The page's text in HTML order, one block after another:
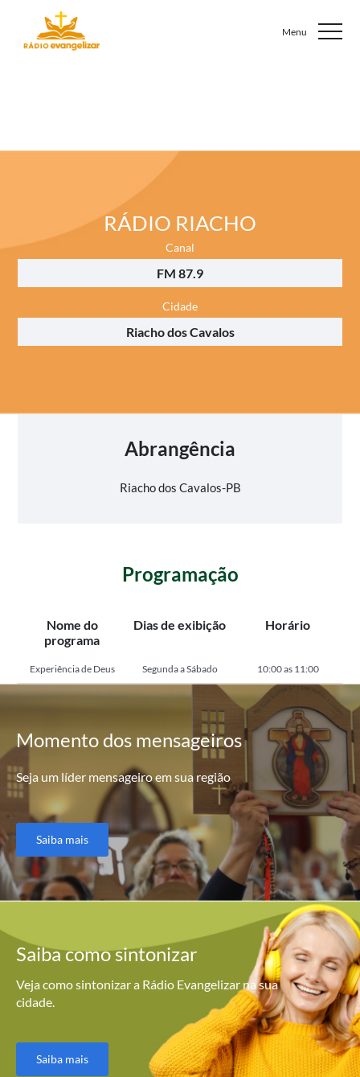
RÁDIO RIACHO
Canal
FM 87.9
Cidade
Riacho dos Cavalos
Abrangência
Riacho dos Cavalos-PB
Programação
Nome do
programa
Dias de exibição Horário
Experiência de Deus Segunda a Sábado 10:00 as 11:00
Momentodos mensageiros
Seja um líder mensageiro em sua região
Saiba mais
Saiba comosintonizar
Veja como sintonizar a Rádio Evangelizar na sua
cidade.
Saiba mais